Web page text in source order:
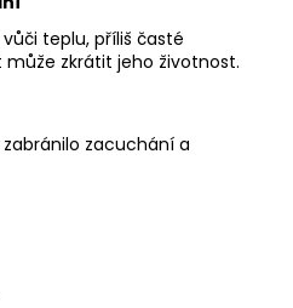
teplu, příliš časté
zkrátit jeho životnost.
zacuchání a